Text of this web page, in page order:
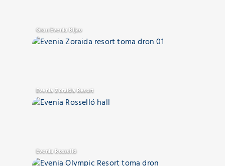
Gran Evenia Bijao
Evenia Zoraida Resort
Evenia Rosselló